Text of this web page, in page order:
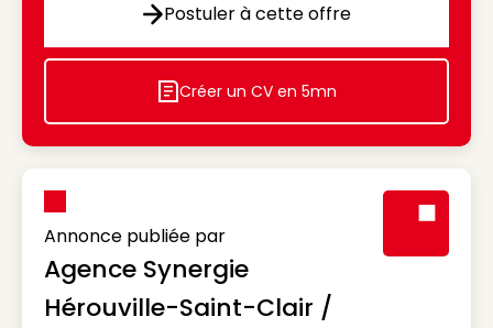
Postuler à cette offre
Postuler à cette offre
Icon decorative
Créer un CV en 5mn
Annonce publiée par
Agence Synergie
Hérouville-Saint-Clair /